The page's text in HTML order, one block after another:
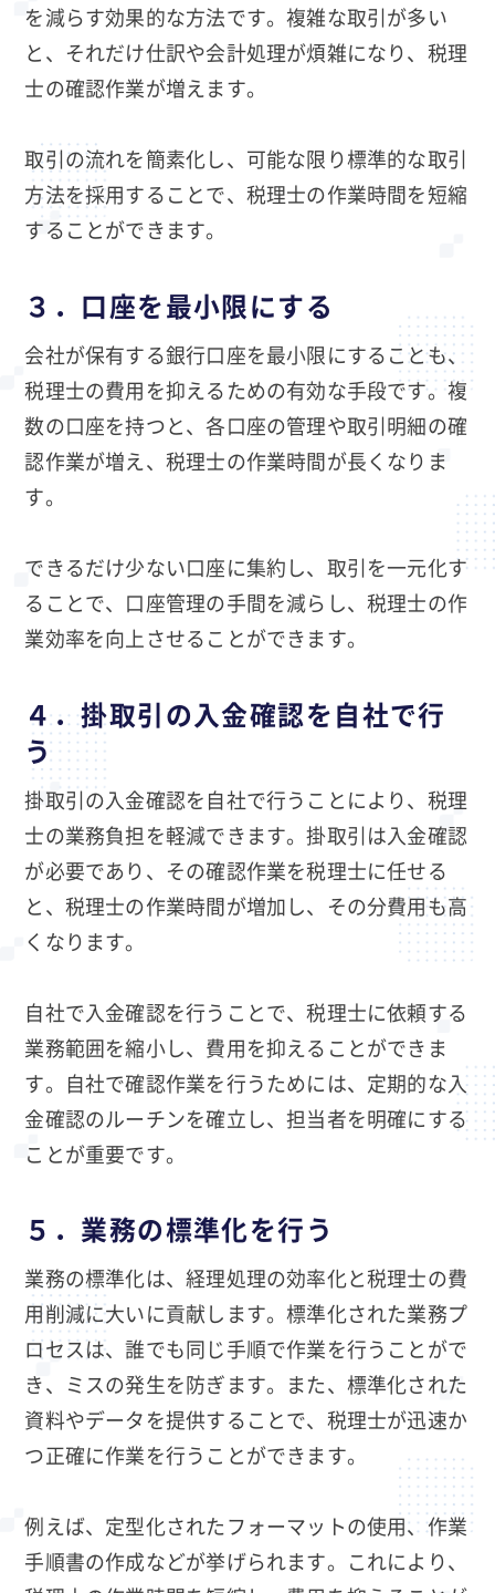
を減らす効果的な方法です。複雑な取引が多い
と、それだけ仕訳や会計処理が煩雑になり、税理
士の確認作業が増えます。
取引の流れを簡素化し、可能な限り標準的な取引
方法を採用することで、税理士の作業時間を短縮
することができます。
３．口座を最小限にする
会社が保有する銀行口座を最小限にすることも、
税理士の費用を抑えるための有効な手段です。複
数の口座を持つと、各口座の管理や取引明細の確
認作業が増え、税理士の作業時間が長くなりま
す。
できるだけ少ない口座に集約し、取引を一元化す
ることで、口座管理の手間を減らし、税理士の作
業効率を向上させることができます。
４．掛取引の入金確認を自社で行
う
掛取引の入金確認を自社で行うことにより、税理
士の業務負担を軽減できます。掛取引は入金確認
が必要であり、その確認作業を税理士に任せる
と、税理士の作業時間が増加し、その分費用も高
くなります。
自社で入金確認を行うことで、税理士に依頼する
業務範囲を縮小し、費用を抑えることができま
す。自社で確認作業を行うためには、定期的な入
金確認のルーチンを確立し、担当者を明確にする
ことが重要です。
５．業務の標準化を行う
業務の標準化は、経理処理の効率化と税理士の費
用削減に大いに貢献します。標準化された業務プ
ロセスは、誰でも同じ手順で作業を行うことがで
き、ミスの発生を防ぎます。また、標準化された
資料やデータを提供することで、税理士が迅速か
つ正確に作業を行うことができます。
例えば、定型化されたフォーマットの使用、作業
手順書の作成などが挙げられます。これにより、